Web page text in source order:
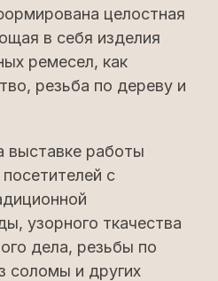
целостная
в себя изделия
ремесел, как
резьба по дереву и
выставке работы
с
узорного ткачества
дела, резьбы по
соломы и других